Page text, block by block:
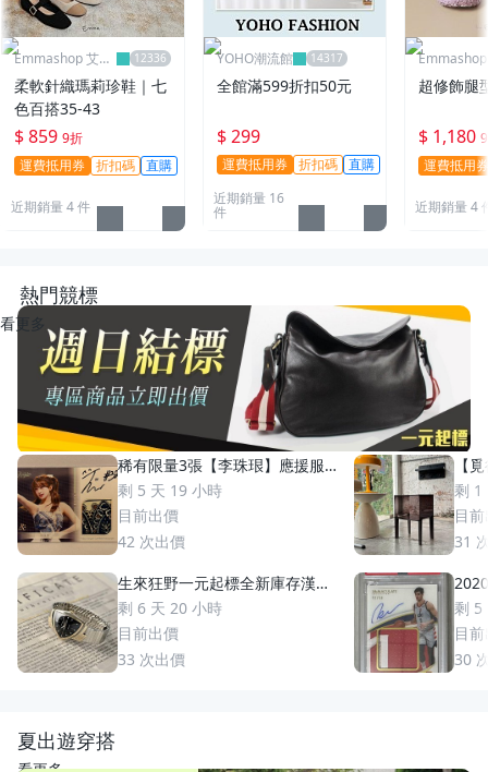
Emmashop 艾購
柔軟針織瑪莉珍鞋｜七
色百搭35-43
$ 859 9折
運費抵用券 折扣碼 直購
近期銷量 4 件
YOHO潮流館
全館滿599折扣50元
$ 299
運費抵用券 折扣碼
直購
近期銷量 16
件
超修飾腿
$ 1,180
運費抵用
近期銷量 4
熱門競標
看更多
稀有限量3張【李珠珢】應援服
用品簽名卡 2025 Fubon Angel
s 富邦女孩卡
剩 5 天 19 小時
目前出價
42 次出價
生來狂野一元起標全新庫存漢米
爾頓Hamilton Ventura Elvis貓
王同款復刻限定款瑞士製造Swis
s Made MIB
剩 6 天 20 小時
目前出價
33 次出價
【
方
桌
剩 1
目
31
ija
50
剩 5
目
30
夏出遊穿搭